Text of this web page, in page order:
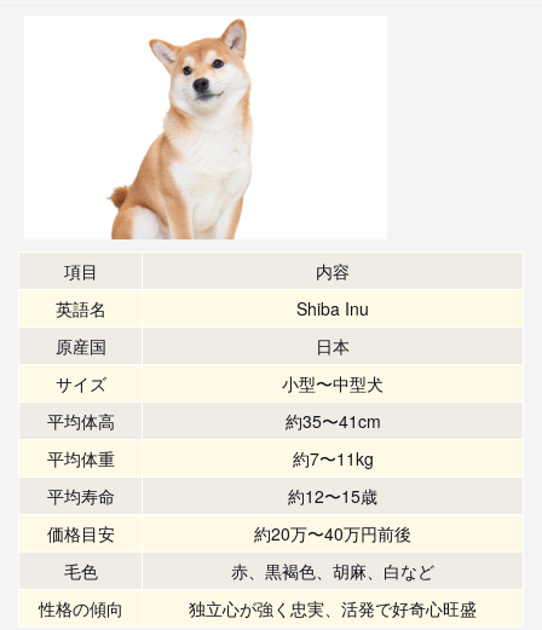
項目
内容
英語名
Shiba Inu
原産国
日本
サイズ
小型〜中型犬
平均体高
約35〜41cm
平均体重
約7〜11kg
平均寿命
約12〜15歳
価格目安
約20万〜40万円前後
毛色
赤、黒褐色、胡麻、白など
性格の傾向
独立心が強く忠実、活発で好奇心旺盛